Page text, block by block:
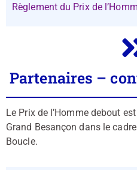
Règlement du Prix de
Partenaires –
Le Prix de l’Homme debout
Grand Besançon dans le
Boucle.